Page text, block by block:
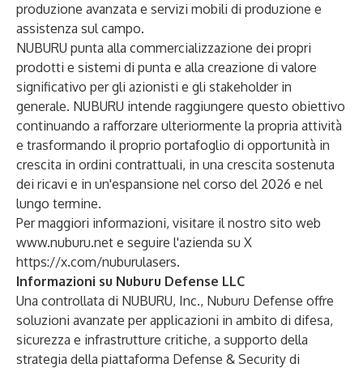
produzione avanzata e servizi mobili di produzione e
assistenza sul campo.
NUBURU punta alla commercializzazione dei propri
prodotti e sistemi di punta e alla creazione di valore
significativo per gli azionisti e gli stakeholder in
generale. NUBURU intende raggiungere questo obiettivo
continuando a rafforzare ulteriormente la propria attività
e trasformando il proprio portafoglio di opportunità in
crescita in ordini contrattuali, in una crescita sostenuta
dei ricavi e in un'espansione nel corso del 2026 e nel
lungo termine.
Per maggiori informazioni, visitare il nostro sito web
www.nuburu.net e seguire l'azienda su X
https://x.com/nuburulasers.
Informazioni su Nuburu Defense LLC
Una controllata di NUBURU, Inc., Nuburu Defense offre
soluzioni avanzate per applicazioni in ambito di difesa,
sicurezza e infrastrutture critiche, a supporto della
strategia della piattaforma Defense & Security di